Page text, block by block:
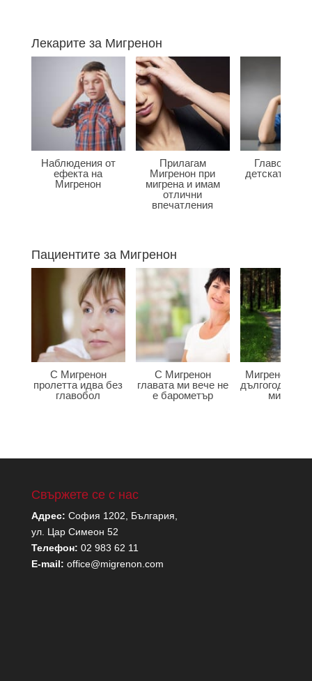
Лекарите за Мигренон
Наблюдения от
ефекта на
Мигренон
Прилагам
Мигренон при
мигрена и имам
отлични
впечатления
детската
Пациентите за Мигренон
С Мигренон
пролетта идва без
главобол
С Мигренон
главата ми вече не
е барометър
Мигренон
мигрена
Свържете се с нас
Адрес: София 1202, България,
ул. Цар Симеон 52
Телефон: 02 983 62 11
E-mail: office@migrenon.com